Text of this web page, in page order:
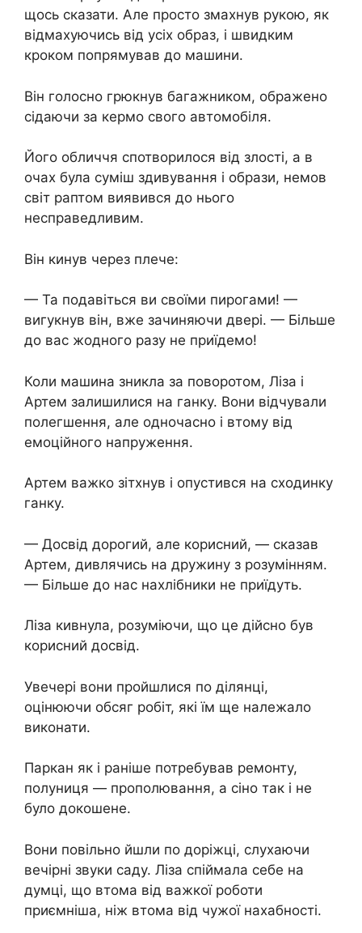
щось сказати. Але просто змахнув рукою, як
відмахуючись від усіх образ, і швидким
кроком попрямував до машини.
Він голосно грюкнув багажником, ображено
сідаючи за кермо свого автомобіля.
Його обличчя спотворилося від злості, а в
очах була суміш здивування і образи, немов
світ раптом виявився до нього
несправедливим.
Він кинув через плече:
— Та подавіться ви своїми пирогами! —
вигукнув він, вже зачиняючи двері. — Більше
до вас жодного разу не приїдемо!
Коли машина зникла за поворотом, Ліза і
Артем залишилися на ганку. Вони відчували
полегшення, але одночасно і втому від
емоційного напруження.
Артем важко зітхнув і опустився на сходинку
ганку.
— Досвід дорогий, але корисний, — сказав
Артем, дивлячись на дружину з розумінням.
— Більше до нас нахлібники не приїдуть.
Ліза кивнула, розуміючи, що це дійсно був
корисний досвід.
Увечері вони пройшлися по ділянці,
оцінюючи обсяг робіт, які їм ще належало
виконати.
Паркан як і раніше потребував ремонту,
полуниця — прополювання, а сіно так і не
було докошене.
Вони повільно йшли по доріжці, слухаючи
вечірні звуки саду. Ліза спіймала себе на
думці, що втома від важкої роботи
приємніша, ніж втома від чужої нахабності.